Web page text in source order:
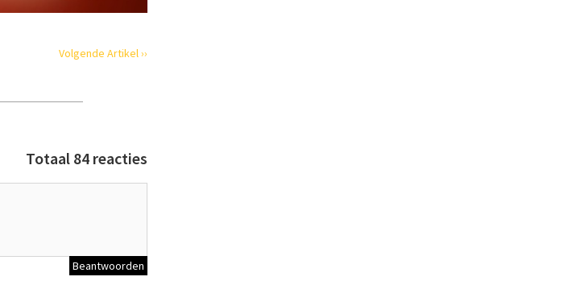
Volgende Artikel ››
Totaal 84 reacties
Beantwoorden